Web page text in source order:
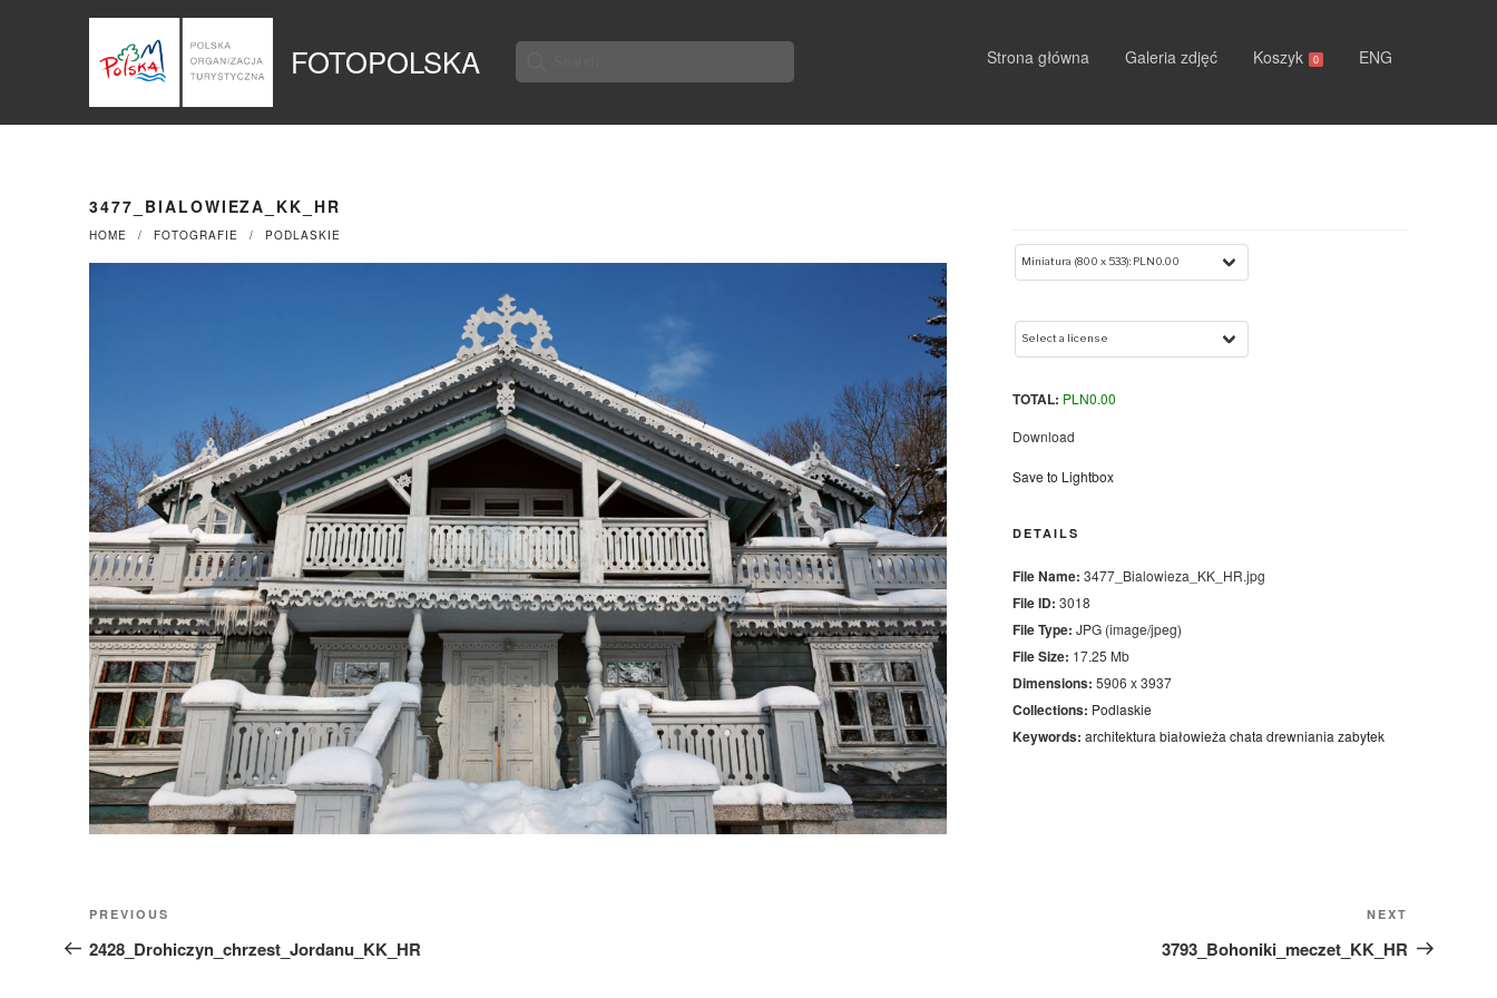
FOTOPOLSKA
Search
for:
Strona główna Galeria zdjęć Koszyk 0 ENG
3477_BIALOWIEZA_KK_HR
HOME FOTOGRAFIE PODLASKIE
TOTAL: PLN0.00
Download
Save to Lightbox
DETAILS
File Name: 3477_Bialowieza_KK_HR.jpg
File ID: 3018
File Type: JPG (image/jpeg)
File Size: 17.25 Mb
Dimensions: 5906 x 3937
Collections: Podlaskie
Keywords: architektura białowieża chata drewniania zabytek
Nawigacja
wpisu
Previous
Post
PREVIOUS
2428_Drohiczyn_chrzest_Jordanu_KK_HR
Post
NEXT
3793_Bohoniki_meczet_KK_HR
Panel zarządzania plikami cookies